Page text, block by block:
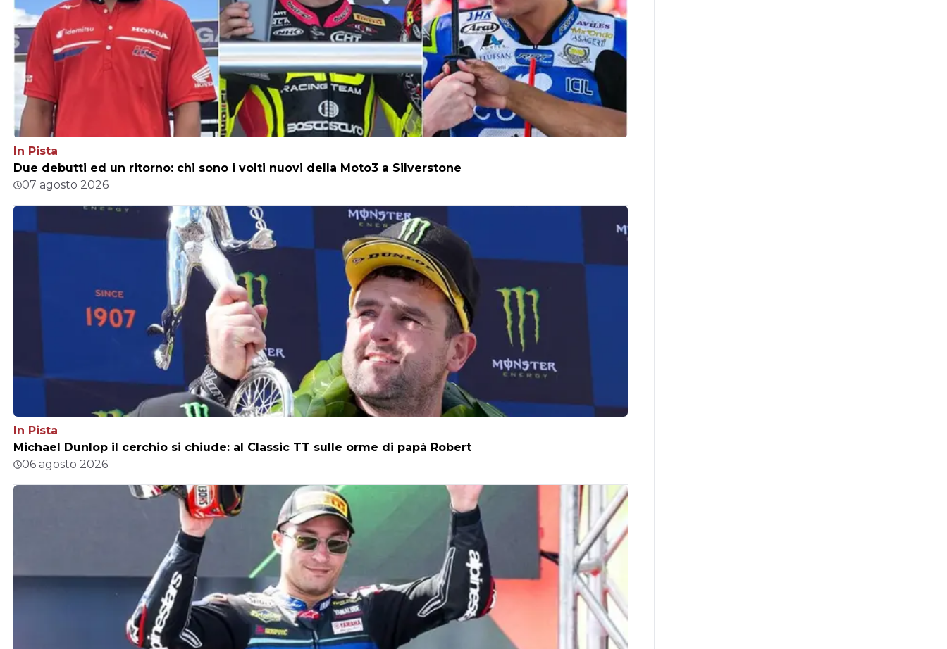
In Pista
Due debutti ed un ritorno: chi sono i volti nuovi della Moto3 a Silverstone
07 agosto 2026
In Pista
Michael Dunlop il cerchio si chiude: al Classic TT sulle orme di papà Robert
06 agosto 2026